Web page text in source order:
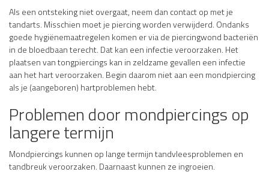
Als een ontsteking niet overgaat, neem dan contact op met je
tandarts. Misschien moet je piercing worden verwijderd. Ondanks
goede hygiënemaatregelen komen er via de piercingwond bacteriën
in de bloedbaan terecht. Dat kan een infectie veroorzaken. Het
plaatsen van tongpiercings kan in zeldzame gevallen een infectie
aan het hart veroorzaken. Begin daarom niet aan een mondpiercing
als je (aangeboren) hartproblemen hebt.
Problemen door mondpiercings op
langere termijn
Mondpiercings kunnen op lange termijn tandvleesproblemen en
tandbreuk veroorzaken. Daarnaast kunnen ze ingroeien.